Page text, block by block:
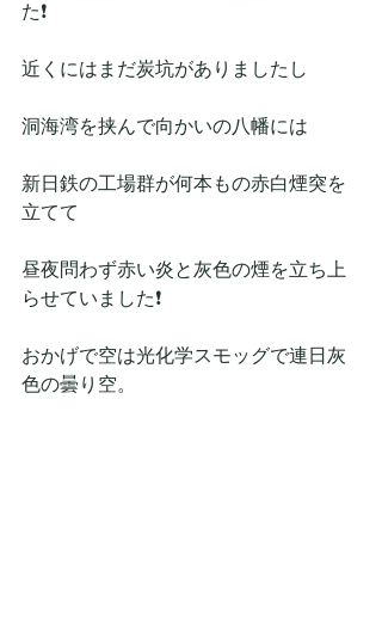
た❗
近くにはまだ炭坑がありましたし
洞海湾を挟んで向かいの八幡には
新日鉄の工場群が何本もの赤白煙突を
立てて
昼夜問わず赤い炎と灰色の煙を立ち上
らせていました❗
おかげで空は光化学スモッグで連日灰
色の曇り空。